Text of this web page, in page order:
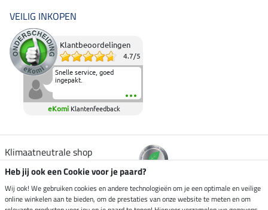
VEILIG INKOPEN
Klantbeoordelingen
4.7/5
Snelle service, goed
ingepakt.
eKomi Klantenfeedback
Klimaatneutrale shop
Verzending per
Heb jij ook een Cookie voor je paard?
Wij ook! We gebruiken cookies en andere technologieën om je een optimale en veilige
online winkelen aan te bieden, om de prestaties van onze website te meten en om